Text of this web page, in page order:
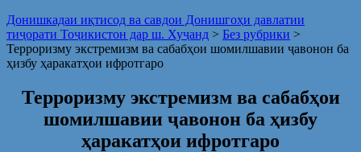
Донишкадаи иқтисод ва савдои Донишгоҳи давлатии
тиҷорати Тоҷикистон дар ш. Хуҷанд > Без рубрики >
Терроризму экстремизм ва сабабҳои шомилшавии ҷавонон ба
ҳизбу ҳаракатҳои ифротгаро
Терроризму экстремизм ва сабабҳои
шомилшавии ҷавонон ба ҳизбу
ҳаракатҳои ифротгаро